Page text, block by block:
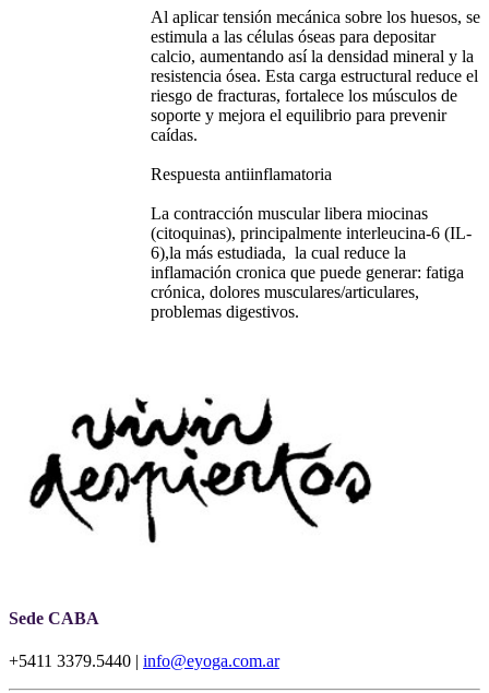
Al aplicar tensión mecánica sobre los huesos, se
estimula a las células óseas para depositar
calcio, aumentando así la densidad mineral y la
resistencia ósea. Esta carga estructural reduce el
riesgo de fracturas, fortalece los músculos de
soporte y mejora el equilibrio para prevenir
caídas.
Respuesta antiinflamatoria
La contracción muscular libera miocinas
(citoquinas), principalmente interleucina-6 (IL-
6),la más estudiada, la cual reduce la
inflamación cronica que puede generar: fatiga
crónica, dolores musculares/articulares,
problemas digestivos.
Sede CABA
+5411 3379.5440 | info@eyoga.com.ar